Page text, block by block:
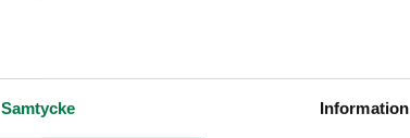
Samtycke Information